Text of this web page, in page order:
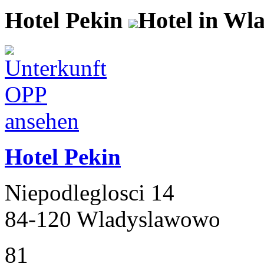
Hotel Pekin Hotel in
Hotel Pekin
Niepodleglosci 14
84-120 Wladyslawowo
81